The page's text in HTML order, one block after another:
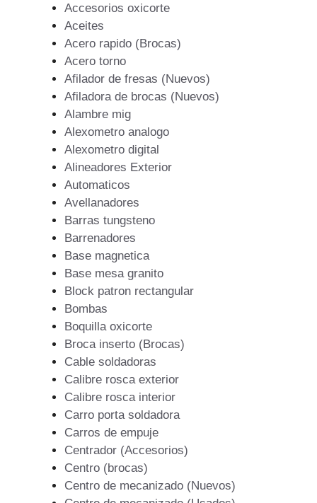
Accesorios oxicorte
Aceites
Acero rapido (Brocas)
Acero torno
Afilador de fresas (Nuevos)
Afiladora de brocas (Nuevos)
Alambre mig
Alexometro analogo
Alexometro digital
Alineadores Exterior
Automaticos
Avellanadores
Barras tungsteno
Barrenadores
Base magnetica
Base mesa granito
Block patron rectangular
Bombas
Boquilla oxicorte
Broca inserto (Brocas)
Cable soldadoras
Calibre rosca exterior
Calibre rosca interior
Carro porta soldadora
Carros de empuje
Centrador (Accesorios)
Centro (brocas)
Centro de mecanizado (Nuevos)